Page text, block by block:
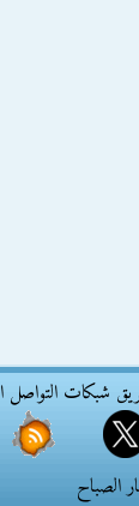
شبكات التواصل
الصباح